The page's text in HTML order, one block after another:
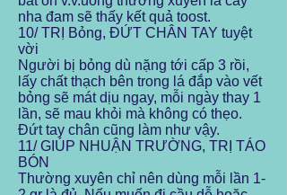
nha đam sẽ thấy kết quả toost.
10/ TRỊ Bỏng, ĐỨT CHÂN TAY tuyệt
vời
Người bị bỏng dù nặng tới cấp 3 rồi,
lấy chất thạch bên trong lá đắp vào vết
bỏng sẽ mát dịu ngay, mỗi ngày thay 1
lần, sẽ mau khỏi mà không có thẹo.
Đứt tay chân cũng làm như vậy.
11/ GIÚP NHUẬN TRƯỜNG, TRỊ TÁO
BÓN
Thường xuyên chỉ nên dùng mỗi lần 1-